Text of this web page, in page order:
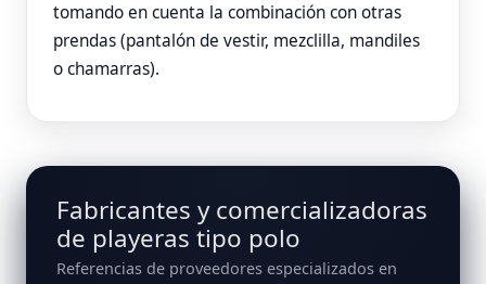
tomando en cuenta la combinación con otras
prendas (pantalón de vestir, mezclilla, mandiles
o chamarras).
Fabricantes y comercializadoras
de playeras tipo polo
Referencias de proveedores especializados en